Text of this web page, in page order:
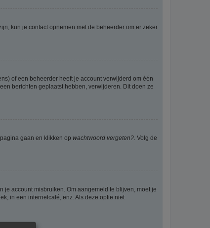
kun je contact opnemen met de beheerder om er zeker
of een beheerder heeft je account verwijderd om één
berichten geplaatst hebben, verwijderen. Dit doen ze
gaan en klikken op wachtwoord vergeten?. Volg de
account misbruiken. Om aangemeld te blijven, moet je
in een internetcafé, enz. Als deze optie niet